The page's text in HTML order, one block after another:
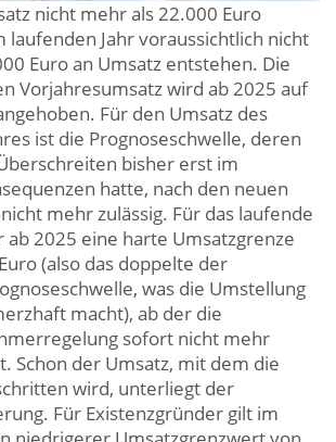
nicht mehr als 22.000 Euro
laufenden Jahr voraussichtlich nicht
Euro an Umsatz entstehen. Die
Vorjahresumsatz wird ab 2025 auf
Für den Umsatz des
ist die Prognoseschwelle, deren
bisher erst im
hatte, nach den neuen
mehr zulässig. Für das laufende
ab 2025 eine harte Umsatzgrenze
(also das doppelte der
was die Umstellung
macht), ab der die
sofort nicht mehr
Schon der Umsatz, mit dem die
wird, unterliegt der
Für Existenzgründer gilt im